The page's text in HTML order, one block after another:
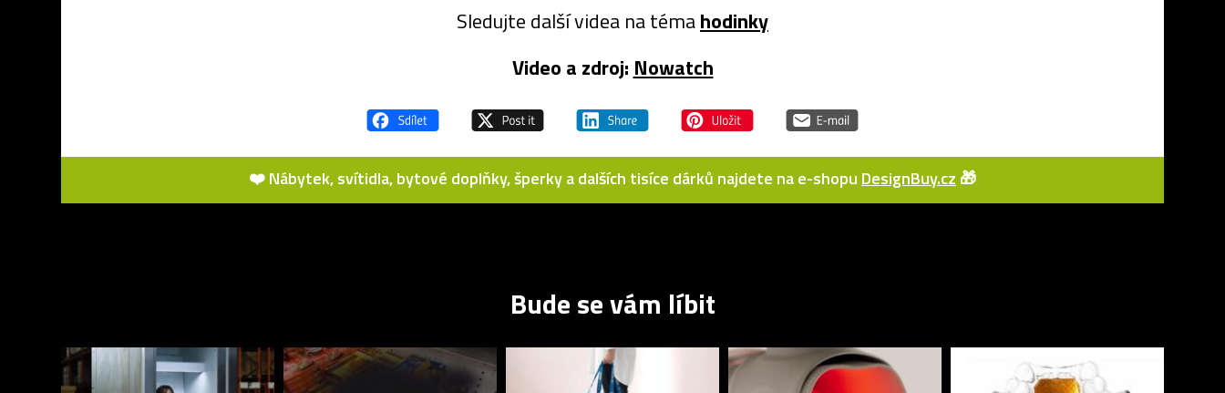
Sledujte další videa na témahodinky
Video a zdroj: Nowatch
❤️ Nábytek, svítidla, bytové doplňky, šperky a dalších tisíce dárků najdete na e-shopu DesignBuy.cz 🎁
Bude se vám líbit